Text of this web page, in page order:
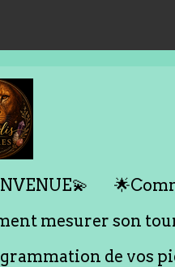
mesurer son
de vos